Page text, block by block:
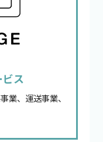
ス
業、運送事業、